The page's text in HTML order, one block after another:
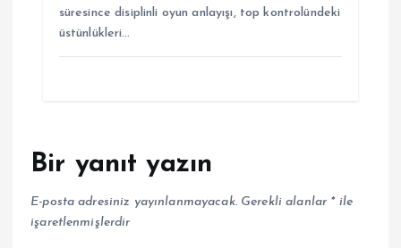
süresince disiplinli oyun anlayışı, top kontrolündeki
üstünlükleri…
Bir yanıt yazın
E-posta adresiniz yayınlanmayacak. Gerekli alanlar *ile
işaretlenmişlerdir